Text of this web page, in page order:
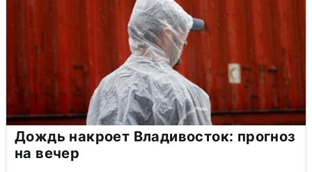
Дождь накроет Владивосток: прогноз
на вечер